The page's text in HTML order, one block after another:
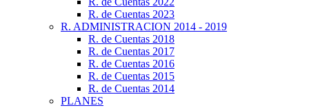
R. de Cuentas 2023
R. ADMINISTRACION 2014 - 2019
R. de Cuentas 2018
R. de Cuentas 2017
R. de Cuentas 2016
R. de Cuentas 2015
R. de Cuentas 2014
PLANES